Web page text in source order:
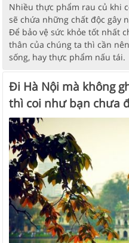
Nhiều thực phẩm rau củ khi
sẽ chứa những chất độc gây
Để bảo vệ sức khỏe tốt nhất
thân của chúng ta thì cần
sống, hay thực phẩm nấu tái.
Đi Hà Nội mà không
thì coi như bạn chưa